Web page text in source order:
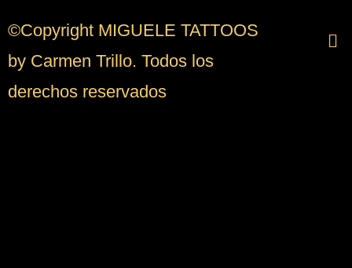
©Copyright MIGUELE TATTOOS
by Carmen Trillo. Todos los
derechos reservados